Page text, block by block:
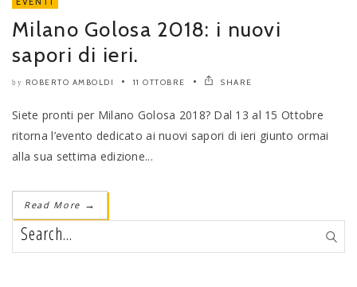
Milano Golosa 2018: i nuovi
sapori di ieri.
by ROBERTO AMBOLDI 11 OTTOBRE SHARE
Siete pronti per Milano Golosa 2018? Dal 13 al 15 Ottobre
ritorna l’evento dedicato ai nuovi sapori di ieri giunto ormai
alla sua settima edizione...
Read More →